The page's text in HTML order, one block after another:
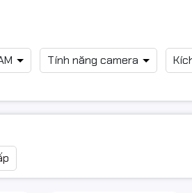
Tính năng camera